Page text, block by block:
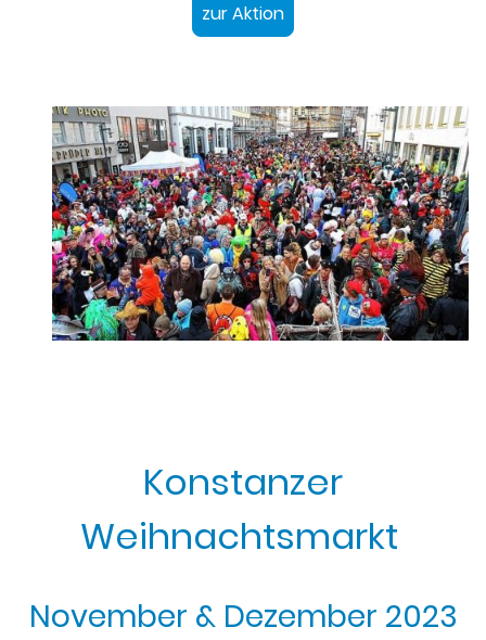
zur Aktion
Konstanzer
Weihnachtsmarkt
November & Dezember 2023